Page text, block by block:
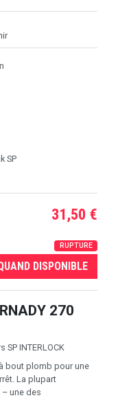
SP
31,50 €
RUPTURE
DISPONIBLE
270
SP INTERLOCK
bout plomb pour une
La plupart
une des